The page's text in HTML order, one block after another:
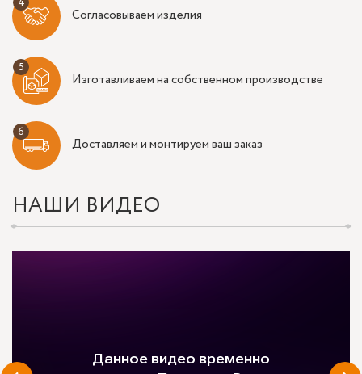
Согласовываем изделия
Изготавливаем на собственном производстве
Доставляем и монтируем ваш заказ
НАШИ ВИДЕО